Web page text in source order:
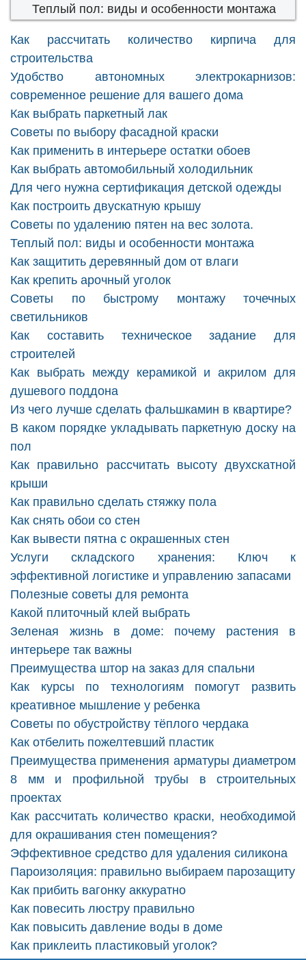
Теплый пол: виды и особенности монтажа
Как рассчитать количество кирпича для
строительства
Удобство автономных электрокарнизов:
современное решение для вашего дома
Как выбрать паркетный лак
Советы по выбору фасадной краски
Как применить в интерьере остатки обоев
Как выбрать автомобильный холодильник
Для чего нужна сертификация детской одежды
Как построить двускатную крышу
Советы по удалению пятен на вес золота.
Теплый пол: виды и особенности монтажа
Как защитить деревянный дом от влаги
Как крепить арочный уголок
Советы по быстрому монтажу точечных
светильников
Как составить техническое задание для
строителей
Как выбрать между керамикой и акрилом для
душевого поддона
Из чего лучше сделать фальшкамин в квартире?
В каком порядке укладывать паркетную доску на
пол
Как правильно рассчитать высоту двухскатной
крыши
Как правильно сделать стяжку пола
Как снять обои со стен
Как вывести пятна с окрашенных стен
Услуги складского хранения: Ключ к
эффективной логистике и управлению запасами
Полезные советы для ремонта
Какой плиточный клей выбрать
Зеленая жизнь в доме: почему растения в
интерьере так важны
Преимущества штор на заказ для спальни
Как курсы по технологиям помогут развить
креативное мышление у ребенка
Советы по обустройству тёплого чердака
Как отбелить пожелтевший пластик
Преимущества применения арматуры диаметром
8 мм и профильной трубы в строительных
проектах
Как рассчитать количество краски, необходимой
для окрашивания стен помещения?
Эффективное средство для удаления силикона
Пароизоляция: правильно выбираем парозащиту
Как прибить вагонку аккуратно
Как повесить люстру правильно
Как повысить давление воды в доме
Как приклеить пластиковый уголок?